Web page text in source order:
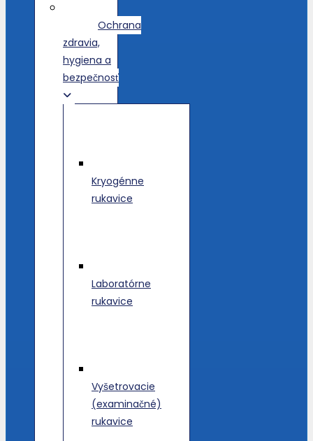
Ochrana
zdravia,
hygiena a
bezpečnosť
Kryogénne
rukavice
Laboratórne
rukavice
Vyšetrovacie
(examinačné)
rukavice